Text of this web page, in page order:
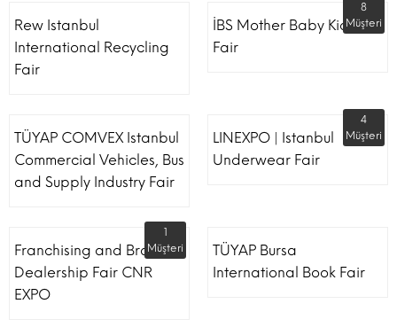
Rew Istanbul
International Recycling
Fair
İBS Mother Baby Kids
Fair
8
Müşteri
TÜYAP COMVEX Istanbul
Commercial Vehicles, Bus
and Supply Industry Fair
LINEXPO | Istanbul
Underwear Fair
4
Müşteri
Franchising and Brand
Dealership Fair CNR
EXPO
1
Müşteri
TÜYAP Bursa
International Book Fair